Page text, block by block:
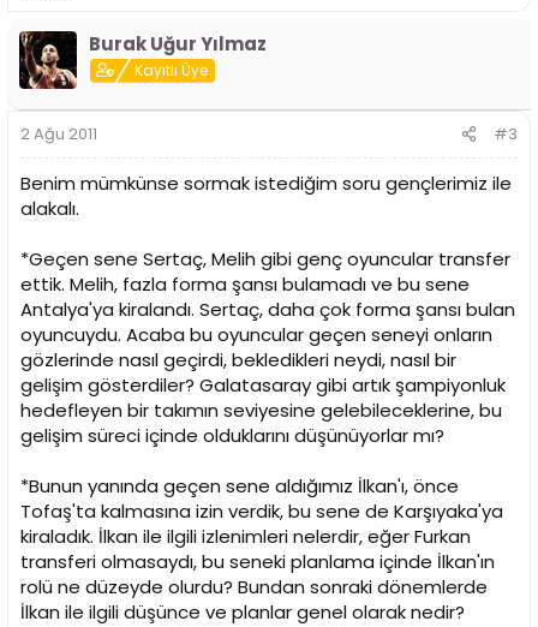
Burak Uğur Yılmaz
Kayıtlı Üye
2 Ağu 2011 #3
Benim mümkünse sormak istediğim soru gençlerimiz ile
alakalı.
*Geçen sene Sertaç, Melih gibi genç oyuncular transfer
ettik. Melih, fazla forma şansı bulamadı ve bu sene
Antalya'ya kiralandı. Sertaç, daha çok forma şansı bulan
oyuncuydu. Acaba bu oyuncular geçen seneyi onların
gözlerinde nasıl geçirdi, bekledikleri neydi, nasıl bir
gelişim gösterdiler? Galatasaray gibi artık şampiyonluk
hedefleyen bir takımın seviyesine gelebileceklerine, bu
gelişim süreci içinde olduklarını düşünüyorlar mı?
*Bunun yanında geçen sene aldığımız İlkan'ı, önce
Tofaş'ta kalmasına izin verdik, bu sene de Karşıyaka'ya
kiraladık. İlkan ile ilgili izlenimleri nelerdir, eğer Furkan
transferi olmasaydı, bu seneki planlama içinde İlkan'ın
rolü ne düzeyde olurdu? Bundan sonraki dönemlerde
İlkan ile ilgili düşünce ve planlar genel olarak nedir?